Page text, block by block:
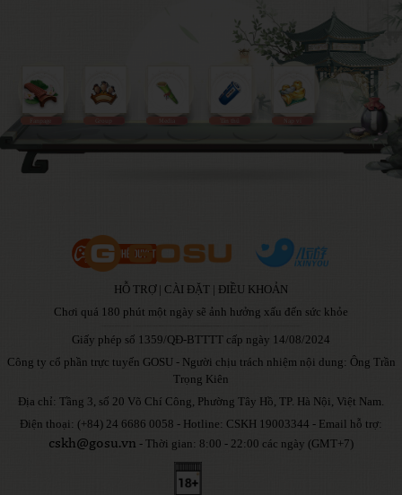
HỖ TRỢ| CÀI ĐẶT | ĐIỀU KHOẢN
Chơi quá 180 phút một ngày sẽ ảnh hưởng xấu đến sức khỏe
Giấy phép số 1359/QĐ-BTTTT cấp ngày 14/08/2024
Công ty cổ phần trực tuyến GOSU - Người chịu trách nhiệm nội dung: Ông Trần
Trọng Kiên
Địa chỉ: Tầng 3, số 20 Võ Chí Công, Phường Tây Hồ, TP. Hà Nội, Việt Nam.
Điện thoại: (+84) 24 6686 0058 - Hotline: CSKH 19003344 - Email hỗ trợ:
cskh@gosu.vn - Thời gian: 8:00 - 22:00 các ngày (GMT+7)